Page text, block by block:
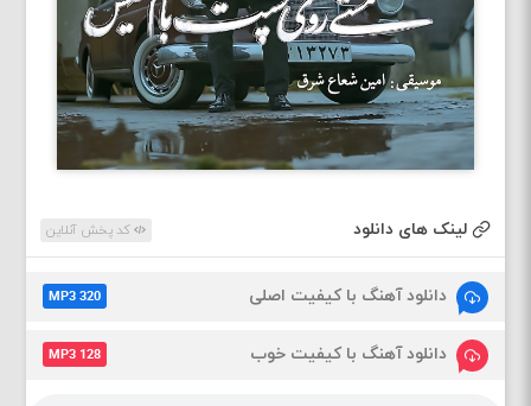
لینک های دانلود کد پخش آنلاین
دانلود آهنگ با کیفیت اصلی MP3 320
دانلود آهنگ با کیفیت خوب MP3 128